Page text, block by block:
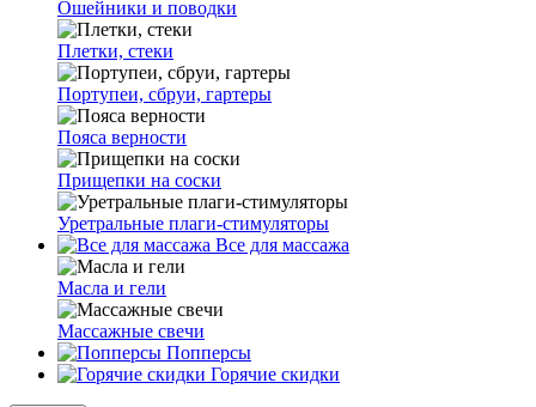
Ошейники и поводки
Плетки, стеки
Портупеи, сбруи, гартеры
Пояса верности
Прищепки на соски
Уретральные плаги-стимуляторы
Все для массажа
Масла и гели
Массажные свечи
Попперсы
Горячие скидки